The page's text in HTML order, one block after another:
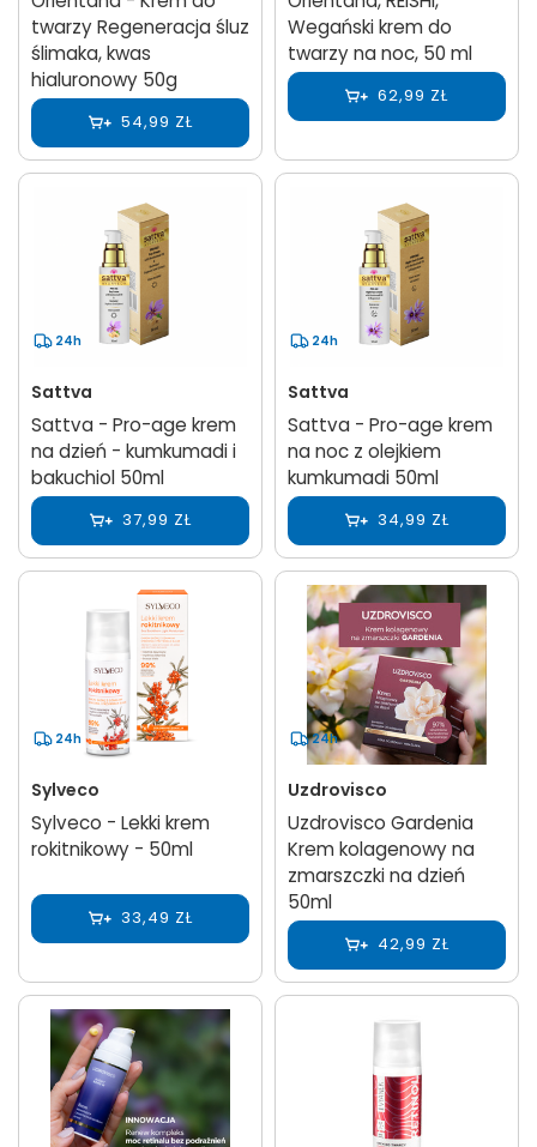
twarzy Regeneracja śluz
ślimaka, kwas
hialuronowy 50g
54,99 ZŁ
Wegański krem do
twarzy na noc, 50 ml
62,99 ZŁ
24h
Sattva
Sattva - Pro-age krem
na dzień - kumkumadi i
bakuchiol 50ml
37,99 ZŁ
24h
Sattva
Sattva - Pro-age krem
na noc z olejkiem
kumkumadi 50ml
34,99 ZŁ
24h
Sylveco
Sylveco - Lekki krem
rokitnikowy - 50ml
33,49 ZŁ
24h
Uzdrovisco
Uzdrovisco Gardenia
Krem kolagenowy na
zmarszczki na dzień
50ml
42,99 ZŁ